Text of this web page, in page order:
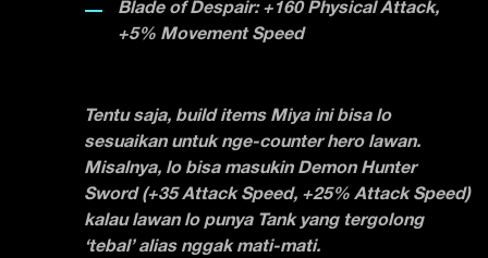
Blade of Despair: +160 Physical Attack,
+5% Movement Speed
Tentu saja, build items Miya ini bisa lo
sesuaikan untuk nge-counter hero lawan.
Misalnya, lo bisa masukin Demon Hunter
Sword (+35 Attack Speed, +25% Attack Speed)
kalau lawan lo punya Tank yang tergolong
‘tebal’ alias nggak mati-mati.